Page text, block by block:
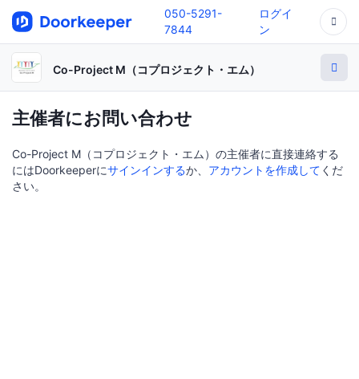
050-5291-
7844
ログイ
ン
Co-Project M（コプロジェクト・エム）
主催者にお問い合わせ
Co-Project M（コプロジェクト・エム）の主催者に直接連絡する
にはDoorkeeperにサインインするか、 アカウントを作成して くだ
さい。